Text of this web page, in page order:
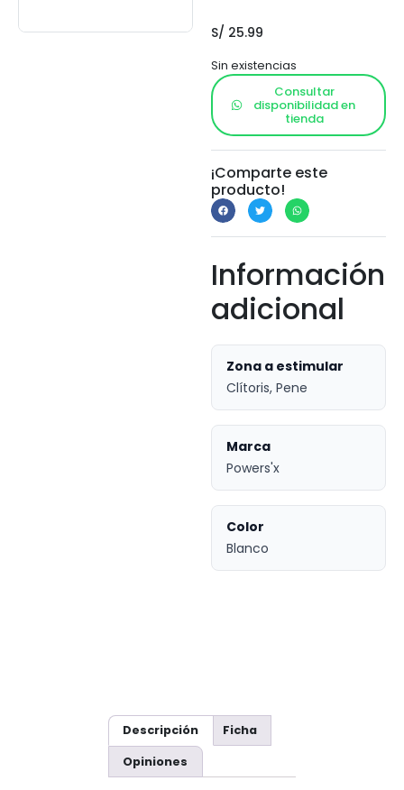
S/ 25.99
Sin existencias
Consultar
disponibilidad en
tienda
¡Comparte este
producto!
Información
adicional
Zona a estimular
Clítoris, Pene
Marca
Powers'x
Color
Blanco
Descripción Ficha
Opiniones